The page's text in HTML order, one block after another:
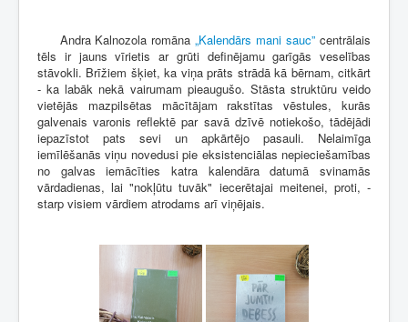
Andra Kalnozola romāna„Kalendārs mani sauc” centrālais
tēls ir jauns vīrietis ar grūti definējamu garīgās veselības
stāvokli. Brīžiem šķiet, ka viņa prāts strādā kā bērnam, citkārt
- ka labāk nekā vairumam pieaugušo. Stāsta struktūru veido
vietējās mazpilsētas mācītājam rakstītas vēstules, kurās
galvenais varonis reflektē par savā dzīvē notiekošo, tādējādi
iepazīstot pats sevi un apkārtējo pasauli. Nelaimīga
iemīlēšanās viņu novedusi pie eksistenciālas nepieciešamības
no galvas iemācīties katra kalendāra datumā svinamās
vārdadienas, lai "nokļūtu tuvāk" iecerētajai meitenei, proti, -
starp visiem vārdiem atrodams arī viņējais.